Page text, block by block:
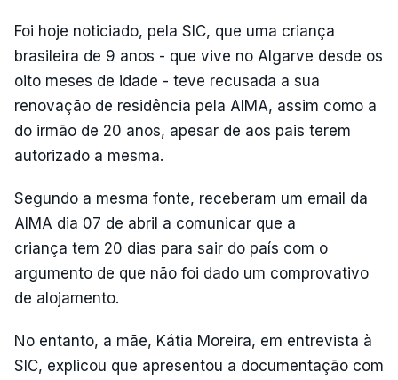
Foi hoje noticiado, pela SIC, que uma criança
brasileira de 9 anos - que vive no Algarve desde os
oito meses de idade - teve recusada a sua
renovação de residência pela AIMA, assim como a
do irmão de 20 anos, apesar de aos pais terem
autorizado a mesma.
Segundo a mesma fonte, receberam um email da
AIMA dia 07 de abril a comunicar que a
criança tem 20 dias para sair do país com o
argumento de que não foi dado um comprovativo
de alojamento.
No entanto, a mãe, Kátia Moreira, em entrevista à
SIC, explicou que apresentou a documentação com